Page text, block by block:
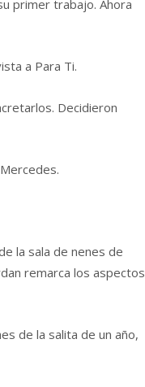
primer trabajo. Ahora
a Para Ti.
Decidieron
la sala de nenes de
remarca los aspectos
de la salita de un año,